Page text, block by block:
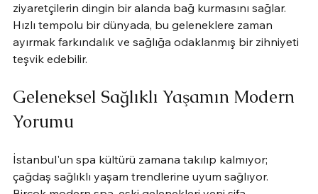
ziyaretçilerin dingin bir alanda bağ kurmasını sağlar.
Hızlı tempolu bir dünyada, bu geleneklere zaman
ayırmak farkındalık ve sağlığa odaklanmış bir zihniyeti
teşvik edebilir.
Geleneksel Sağlıklı Yaşamın Modern
Yorumu
İstanbul'un spa kültürü zamana takılıp kalmıyor;
çağdaş sağlıklı yaşam trendlerine uyum sağlıyor.